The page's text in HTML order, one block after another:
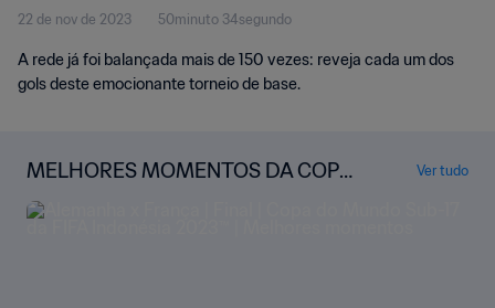
22 de nov de 2023 50minuto 34segundo
A rede já foi balançada mais de 150 vezes: reveja cada um dos
gols deste emocionante torneio de base.
MELHORES MOMENTOS DA COPA
DO MUNDO SUB-17 DA FIFA INDO
NÉSIA 2023™
Ver tudo